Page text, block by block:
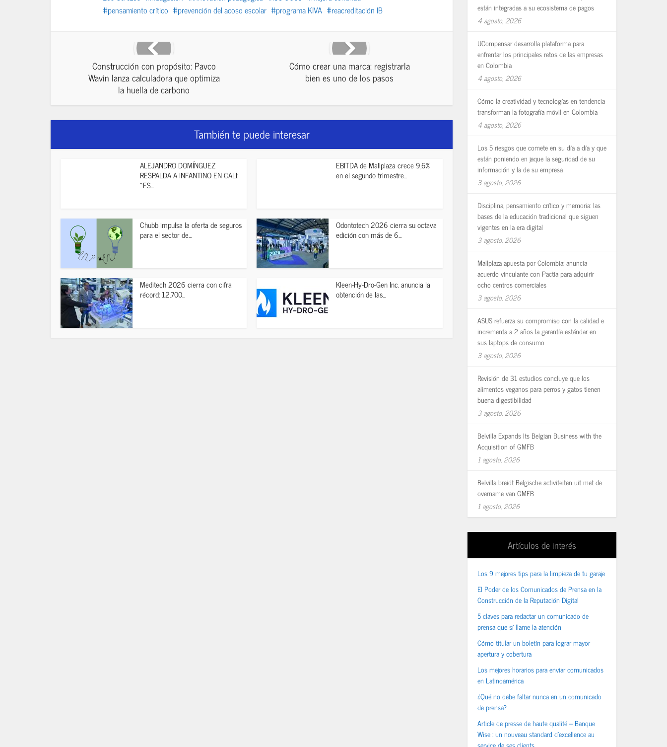
pensamiento crítico
prevención del acoso escolar programa KIVA reacreditación IB
Construcción con propósito: Pavco
Wavin lanza calculadora que optimiza
la huella de carbono
Cómo crear una marca: registrarla
bien es uno de los pasos
También te puede interesar
ALEJANDRO DOMÍNGUEZ
RESPALDA A INFANTINO EN CALI:
«ES...
EBITDA de Mallplaza crece 9,6%
en el segundo trimestre...
Chubb impulsa la oferta de seguros
para el sector de...
Odontotech 2026 cierra su octava
edición con más de 6...
Meditech 2026 cierra con cifra
récord: 12.700...
Kleen-Hy-Dro-Gen Inc. anuncia la
obtención de las...
están integradas a su ecosistema de pagos
4 agosto, 2026
UCompensar desarrolla plataforma para
enfrentar los principales retos de las empresas
en Colombia
4 agosto, 2026
Cómo la creatividad y tecnologías en tendencia
transforman la fotografía móvil en Colombia
4 agosto, 2026
Los 5 riesgos que comete en su día a día y que
están poniendo en jaque la seguridad de su
información y la de su empresa
3 agosto, 2026
Disciplina, pensamiento crítico y memoria: las
bases de la educación tradicional que siguen
vigentes en la era digital
3 agosto, 2026
Mallplaza apuesta por Colombia: anuncia
acuerdo vinculante con Pactia para adquirir
ocho centros comerciales
3 agosto, 2026
ASUS refuerza su compromiso con la calidad e
incrementa a 2 años la garantía estándar en
sus laptops de consumo
3 agosto, 2026
Revisión de 31 estudios concluye que los
alimentos veganos para perros y gatos tienen
buena digestibilidad
3 agosto, 2026
Belvilla Expands Its Belgian Business with the
Acquisition of GMFB
1 agosto, 2026
Belvilla breidt Belgische activiteiten uit met de
overname van GMFB
1 agosto, 2026
Artículos de interés
Los 9 mejores tips para la limpieza de tu garaje
El Poder de los Comunicados de Prensa en la
Construcción de la Reputación Digital
5 claves para redactar un comunicado de
prensa que sí llame la atención
Cómo titular un boletín para lograr mayor
apertura y cobertura
Los mejores horarios para enviar comunicados
en Latinoamérica
¿Qué no debe faltar nunca en un comunicado
de prensa?
Article de presse de haute qualité – Banque
Wise : un nouveau standard d’excellence au